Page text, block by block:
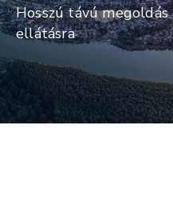
Választási
Információk
Események
Kapcsolat
Hosszú távú
ellátásra